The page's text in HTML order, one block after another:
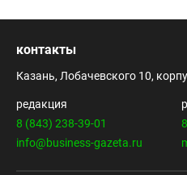
контакты
Казань, Лобачевского 10,
редакция
8 (843) 238-39-01
info@business-gazeta.ru